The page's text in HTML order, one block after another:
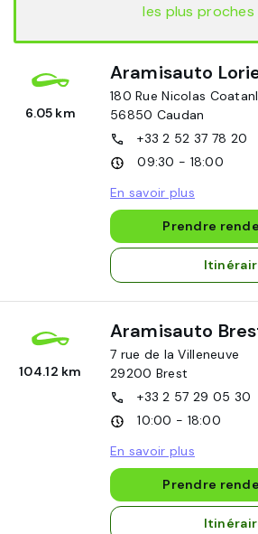
les plus proches
6.05 km
Aramisauto
180 Rue Nicolas
56850 Caudan
+33 2 52 37 78 20
09:30 - 18:00
En savoir plus
Prendre
104.12 km
Aramisauto
7 rue de la Villeneuve
29200 Brest
+33 2 57 29 05 30
10:00 - 18:00
En savoir plus
Prendre